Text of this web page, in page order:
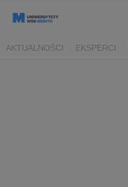
AKTUALNOŚCI EKSPERCI